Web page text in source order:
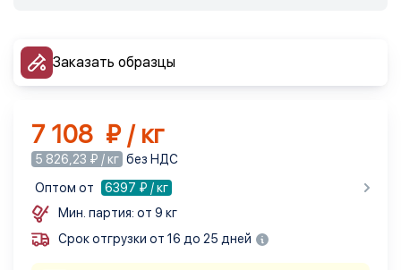
Заказать образцы
7 108 ₽ / кг
5 826,23 ₽ / кг без НДС
Оптом от
6397 ₽ / кг
Мин. партия: от 9 кг
Срок отгрузки от 16 до 25 дней